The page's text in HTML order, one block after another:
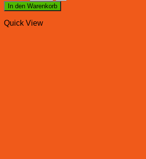
In den Warenkorb
Quick View